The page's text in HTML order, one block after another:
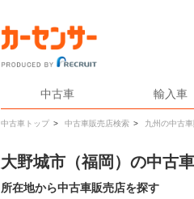
中古車 輸入車
中古車トップ > 中古車販売店検索 > 九州の中古
大野城市（福岡）の中古
所在地から中古車販売店を探す